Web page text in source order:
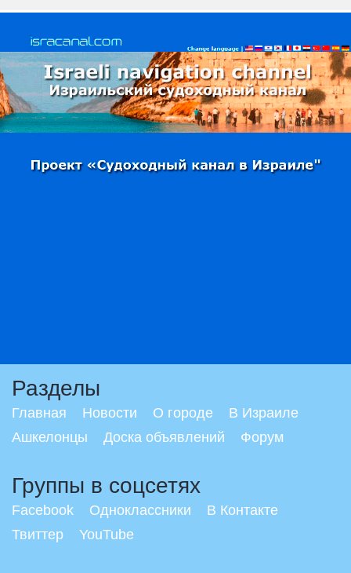
Разделы
Главная Новости О городе
В Израиле
Ашкелонцы
Доска объявлений Форум
Группы в соцсетях
Facebook Одноклассники
В Контакте
Твиттер
YouTube